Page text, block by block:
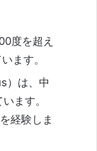
度を超え
ます。
）は、中
ます。
経験しま